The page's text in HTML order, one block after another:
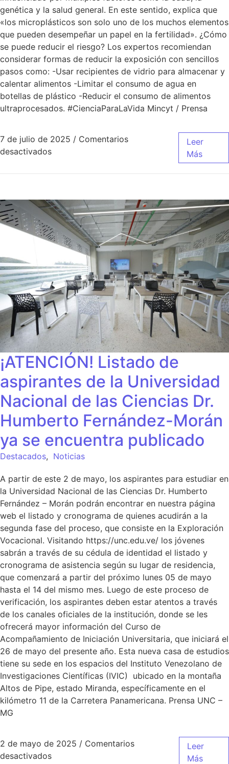
genética y la salud general. En este sentido, explica que
«los microplásticos son solo uno de los muchos elementos
que pueden desempeñar un papel en la fertilidad». ¿Cómo
se puede reducir el riesgo? Los expertos recomiendan
considerar formas de reducir la exposición con sencillos
pasos como: -Usar recipientes de vidrio para almacenar y
calentar alimentos -Limitar el consumo de agua en
botellas de plástico -Reducir el consumo de alimentos
ultraprocesados. #CienciaParaLaVida Mincyt / Prensa
7 de julio de 2025 / Comentarios
desactivados
Leer
Más
¡ATENCIÓN! Listado de
aspirantes de la Universidad
Nacional de las Ciencias Dr.
Humberto Fernández-Morán
ya se encuentra publicado
Destacados, Noticias
A partir de este 2 de mayo, los aspirantes para estudiar en
la Universidad Nacional de las Ciencias Dr. Humberto
Fernández – Morán podrán encontrar en nuestra página
web el listado y cronograma de quienes acudirán a la
segunda fase del proceso, que consiste en la Exploración
Vocacional. Visitando https://unc.edu.ve/ los jóvenes
sabrán a través de su cédula de identidad el listado y
cronograma de asistencia según su lugar de residencia,
que comenzará a partir del próximo lunes 05 de mayo
hasta el 14 del mismo mes. Luego de este proceso de
verificación, los aspirantes deben estar atentos a través
de los canales oficiales de la institución, donde se les
ofrecerá mayor información del Curso de
Acompañamiento de Iniciación Universitaria, que iniciará el
26 de mayo del presente año. Esta nueva casa de estudios
tiene su sede en los espacios del Instituto Venezolano de
Investigaciones Científicas (IVIC) ubicado en la montaña
Altos de Pipe, estado Miranda, específicamente en el
kilómetro 11 de la Carretera Panamericana. Prensa UNC –
MG
2 de mayo de 2025 / Comentarios
desactivados
Leer
Más